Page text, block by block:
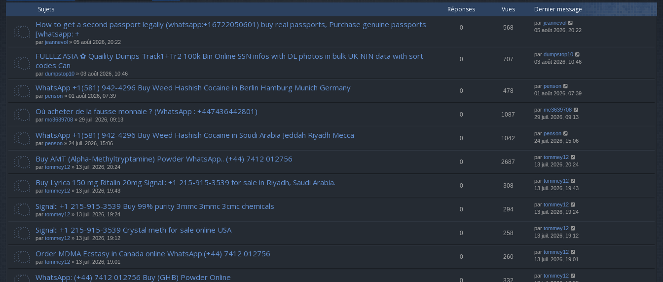
Sujets Réponses Vues Dernier message
How to get a second passport legally (whatsapp:+16722050601) buy real passports, Purchase genuine passports
[whatsapp: +
par jeannevol » 05 août 2026, 20:22
0 568
par jeannevol
05 août 2026, 20:22
FULLLZ.ASIA ✿ Quaility Dumps Track1+Tr2 100k Bin Online SSN infos with DL photos in bulk UK NIN data with sort
codes Can
par dumpstop10 » 03 août 2026, 10:46
0 707
par dumpstop10
03 août 2026, 10:46
WhatsApp +1(581) 942-4296 Buy Weed Hashish Cocaine in Berlin Hamburg Munich Germany
par penson » 01 août 2026, 07:39
0 478
par penson
01 août 2026, 07:39
Où acheter de la fausse monnaie ? (WhatsApp : +447436442801)
par mc3639708 » 29 juil. 2026, 09:13
0 1087
par mc3639708
29 juil. 2026, 09:13
WhatsApp +1(581) 942-4296 Buy Weed Hashish Cocaine in Soudi Arabia Jeddah Riyadh Mecca
par penson » 24 juil. 2026, 15:06
0 1042
par penson
24 juil. 2026, 15:06
Buy AMT (Alpha-Methyltryptamine) Powder WhatsApp.. (+44) 7412 012756
par tommey12 » 13 juil. 2026, 20:24
0 2687
par tommey12
13 juil. 2026, 20:24
Buy Lyrica 150 mg Ritalin 20mg Signal:: +1 215-915-3539 for sale in Riyadh, Saudi Arabia.
par tommey12 » 13 juil. 2026, 19:43
0 308
par tommey12
13 juil. 2026, 19:43
Signal:: +1 215-915-3539 Buy 99% purity 3mmc 3mmc 3cmc chemicals
par tommey12 » 13 juil. 2026, 19:24
0 294
par tommey12
13 juil. 2026, 19:24
Signal:: +1 215-915-3539 Crystal meth for sale online USA
par tommey12 » 13 juil. 2026, 19:12
0 258
par tommey12
13 juil. 2026, 19:12
Order MDMA Ecstasy in Canada online WhatsApp:(+44) 7412 012756
par tommey12 » 13 juil. 2026, 19:01
0 260
par tommey12
13 juil. 2026, 19:01
WhatsApp: (+44) 7412 012756 Buy (GHB) Powder Online 0 332
par tommey12